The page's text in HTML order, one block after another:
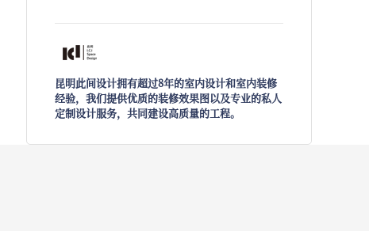
昆明此间设计拥有超过8年的室内设计和室内装修
经验，我们提供优质的装修效果图以及专业的私人
定制设计服务，共同建设高质量的工程。